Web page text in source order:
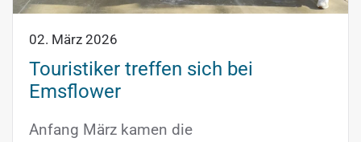
02. März 2026
Touristiker treffen sich bei
Emsflower
Anfang März kamen die